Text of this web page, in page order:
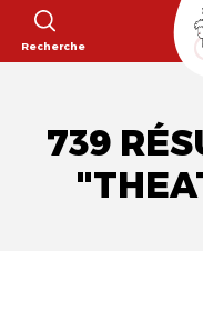
Recherche
739